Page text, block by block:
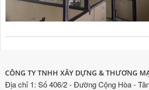
CÔNG TY TNHH XÂY DỰNG & THƯƠNG
Địa chỉ 1: Số 406/2 - Đường Cộng Hòa -